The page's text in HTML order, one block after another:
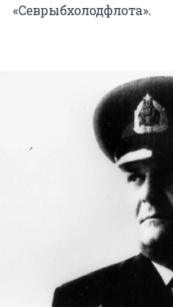
«Севрыбхолодфлота».